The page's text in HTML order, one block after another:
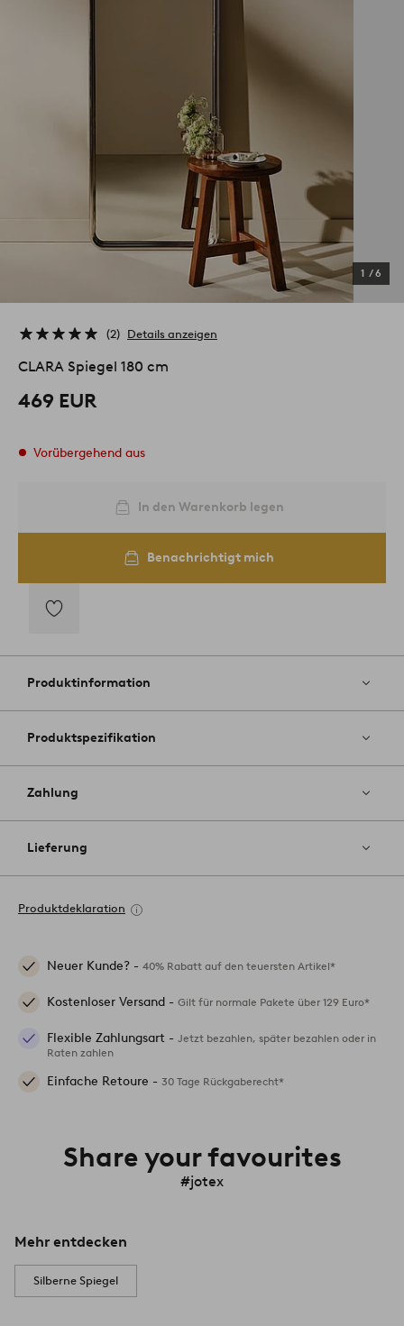
1 /6
2 Details anzeigen
CLARA Spiegel 180 cm
469 EUR
Vorübergehend aus
In den Warenkorb legen
Benachrichtigt mich
Favoriten
hinzufügen
Produktinformation
Produktspezifikation
Zahlung
Lieferung
Produktdeklaration
Neuer Kunde? - 40% Rabatt auf den teuersten Artikel*
Kostenloser Versand - Gilt für normale Pakete über 129 Euro*
Flexible Zahlungsart - Jetzt bezahlen, später bezahlen oder in
Raten zahlen
Einfache Retoure - 30 Tage Rückgaberecht*
Share your favourites
#jotex
Mehr entdecken
Silberne Spiegel